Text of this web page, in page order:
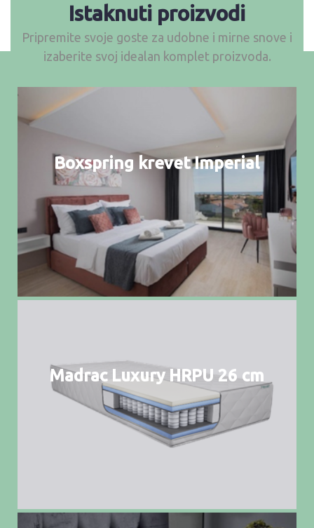
Istaknuti proizvodi
Pripremite svoje goste za udobne i mirne snove i
izaberite svoj idealan komplet proizvoda.
Boxspring krevet Imperial
Madrac Luxury HRPU 26 cm